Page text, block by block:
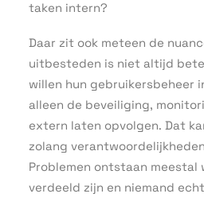
taken intern?
Daar zit ook meteen de
uitbesteden is niet altijd
willen hun gebruikersbeheer
alleen de beveiliging,
extern laten opvolgen. Dat
zolang
Problemen ontstaan meestal
verdeeld zijn en niemand